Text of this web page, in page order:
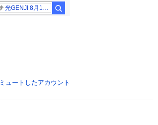
光GENJI 8月19日
ミュートしたアカウント